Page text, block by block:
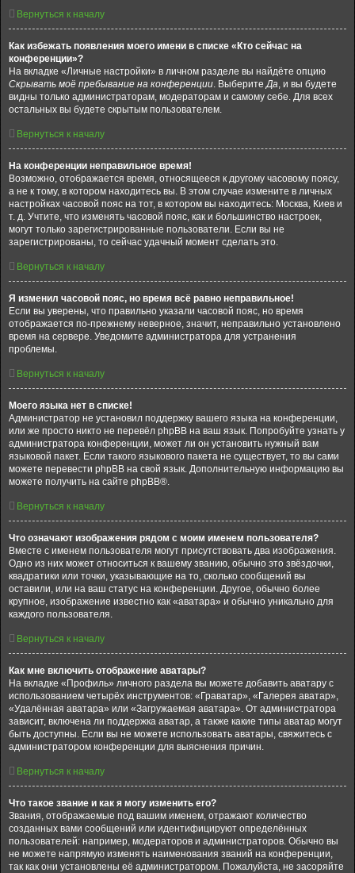
Вернуться к началу
Как избежать появления моего имени в списке «Кто сейчас на
конференции»?
На вкладке «Личные настройки» в личном разделе вы найдёте опцию
Скрывать моё пребывание на конференции. ВыберитеДа, и вы будете
видны только администраторам, модераторам и самому себе. Для всех
остальных вы будете скрытым пользователем.
Вернуться к началу
На конференции неправильное время!
Возможно, отображается время, относящееся к другому часовому поясу,
а не к тому, в котором находитесь вы. В этом случае измените в личных
настройках часовой пояс на тот, в котором вы находитесь: Москва, Киев и
т. д. Учтите, что изменять часовой пояс, как и большинство настроек,
могут только зарегистрированные пользователи. Если вы не
зарегистрированы, то сейчас удачный момент сделать это.
Вернуться к началу
Я изменил часовой пояс, но время всё равно неправильное!
Если вы уверены, что правильно указали часовой пояс, но время
отображается по-прежнему неверное, значит, неправильно установлено
время на сервере. Уведомите администратора для устранения
проблемы.
Вернуться к началу
Моего языка нет в списке!
Администратор не установил поддержку вашего языка на конференции,
или же просто никто не перевёл phpBB на ваш язык. Попробуйте узнать у
администратора конференции, может ли он установить нужный вам
языковой пакет. Если такого языкового пакета не существует, то вы сами
можете перевести phpBB на свой язык. Дополнительную информацию вы
можете получить на сайте phpBB®.
Вернуться к началу
Что означают изображения рядом с моим именем пользователя?
Вместе с именем пользователя могут присутствовать два изображения.
Одно из них может относиться к вашему званию, обычно это звёздочки,
квадратики или точки, указывающие на то, сколько сообщений вы
оставили, или на ваш статус на конференции. Другое, обычно более
крупное, изображение известно как «аватара» и обычно уникально для
каждого пользователя.
Вернуться к началу
Как мне включить отображение аватары?
На вкладке «Профиль» личного раздела вы можете добавить аватару с
использованием четырёх инструментов: «Граватар», «Галерея аватар»,
«Удалённая аватара» или «Загружаемая аватара». От администратора
зависит, включена ли поддержка аватар, а также какие типы аватар могут
быть доступны. Если вы не можете использовать аватары, свяжитесь с
администратором конференции для выяснения причин.
Вернуться к началу
Что такое звание и как я могу изменить его?
Звания, отображаемые под вашим именем, отражают количество
созданных вами сообщений или идентифицируют определённых
пользователей: например, модераторов и администраторов. Обычно вы
не можете напрямую изменять наименования званий на конференции,
так как они установлены её администратором. Пожалуйста, не засоряйте